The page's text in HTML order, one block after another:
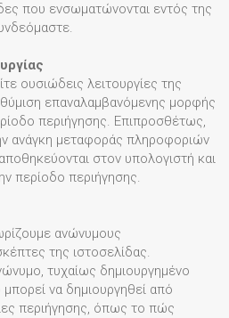
που ενσωματώνονται εντός της
ουσιώδεις λειτουργίες της
επαναλαμβανόμενης μορφής
περιήγησης. Επιπροσθέτως,
ανάγκη μεταφοράς πληροφοριών
στον υπολογιστή και
περίοδο περιήγησης.
ανώνυμους
της ιστοσελίδας.
τυχαίως δημιουργημένο
να δημιουργηθεί από
περιήγησης, όπως το πώς